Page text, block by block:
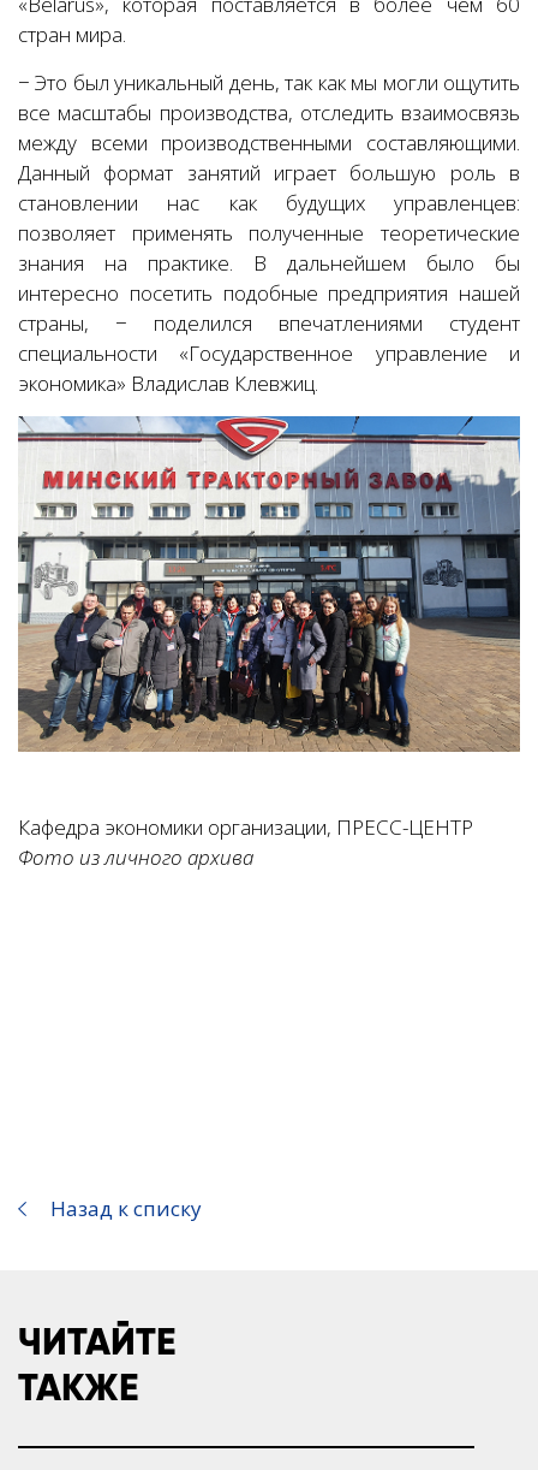
стран мира.
− Это был уникальный день, так как мы могли ощутить
все масштабы производства, отследить взаимосвязь
между всеми производственными составляющими.
Данный формат занятий играет большую роль в
становлении нас как будущих управленцев:
позволяет применять полученные теоретические
знания на практике. В дальнейшем было бы
интересно посетить подобные предприятия нашей
страны, − поделился впечатлениями студент
специальности «Государственное управление и
экономика» Владислав Клевжиц.
Кафедра экономики организации, ПРЕСС-ЦЕНТР
Фото из личного архива
Назад к списку
ЧИТАЙТЕ
ТАКЖЕ